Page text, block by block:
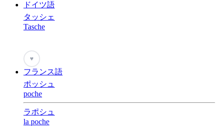
ドイツ語
タッシェ
Tasche
♥
フランス語
ポッシュ
poche
ラポシュ
la poche